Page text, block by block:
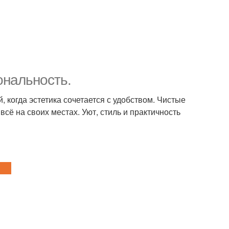
эстетика сочетается с удобством. Чистые
на своих местах. Уют, стиль и практичность